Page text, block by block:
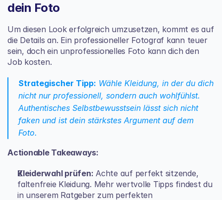
dein Foto
Um diesen Look erfolgreich umzusetzen, kommt es auf
die Details an. Ein professioneller Fotograf kann teuer
sein, doch ein unprofessionelles Foto kann dich den
Job kosten.
Strategischer Tipp: Wähle Kleidung, in der du dich
nicht nur professionell, sondern auch wohlfühlst.
Authentisches Selbstbewusstsein lässt sich nicht
faken und ist dein stärkstes Argument auf dem
Foto.
Actionable Takeaways:
Kleiderwahl prüfen: Achte auf perfekt sitzende,
faltenfreie Kleidung. Mehr wertvolle Tipps findest du